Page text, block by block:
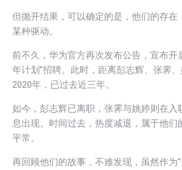
但抛开结果，可以确定的是，他们的存在
某种驱动。
前不久，华为官方再次发布公告，宣布开
年计划”招聘。此时，距离彭志辉、张霁
2020年，已过去近三年。
如今，彭志辉已离职，张霁与姚婷则在入
息出现。时间过去，热度减退，属于他们
平常。
再回顾他们的故事，不难发现，虽然作为